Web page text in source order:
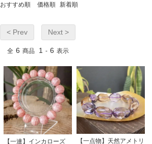
おすすめ順 価格順 新着順
< Prev Next >
全 6 商品 1 - 6 表示
【一連】インカローズ
【一点物】天然アメトリ